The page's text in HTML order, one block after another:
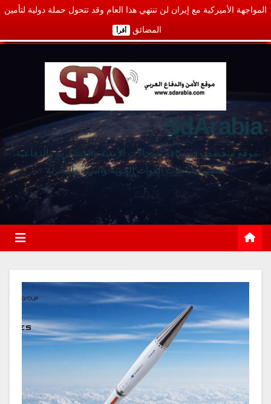
المواجهة الأميركية مع إيران لن تنتهي هذا العام وقد تتحول حملة دولية لتأمين
المضائق أقرأ
SdArabia
موقع متخصص في كافة المجالات الأمنية والعسكرية والدفاعية،
يغطي نشاطات القوات الجوية والبرية والبحرية